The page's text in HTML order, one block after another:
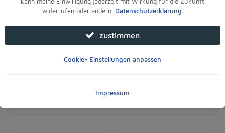
Sie sind hier:Startseite>Für Ihre Filiale>Foto- & Leinwandbilder
Foto- & Leinwandbilder
sortieren: